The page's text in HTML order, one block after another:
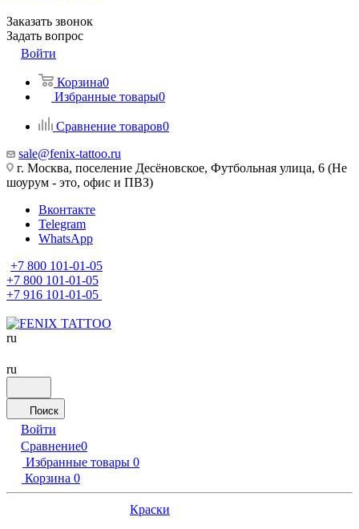
Заказать звонок
Задать вопрос
Войти
Корзина0
Избранные товары0
Сравнение товаров0
sale@fenix-tattoo.ru
г. Москва, поселение Десёновское, Футбольная улица, 6 (Не
шоурум - это, офис и ПВЗ)
Вконтакте
Telegram
WhatsApp
+7 800 101-01-05
+7 800 101-01-05
+7 916 101-01-05
ru
ru
Поиск
Войти
Сравнение0
Избранные товары 0
Корзина 0
Краски